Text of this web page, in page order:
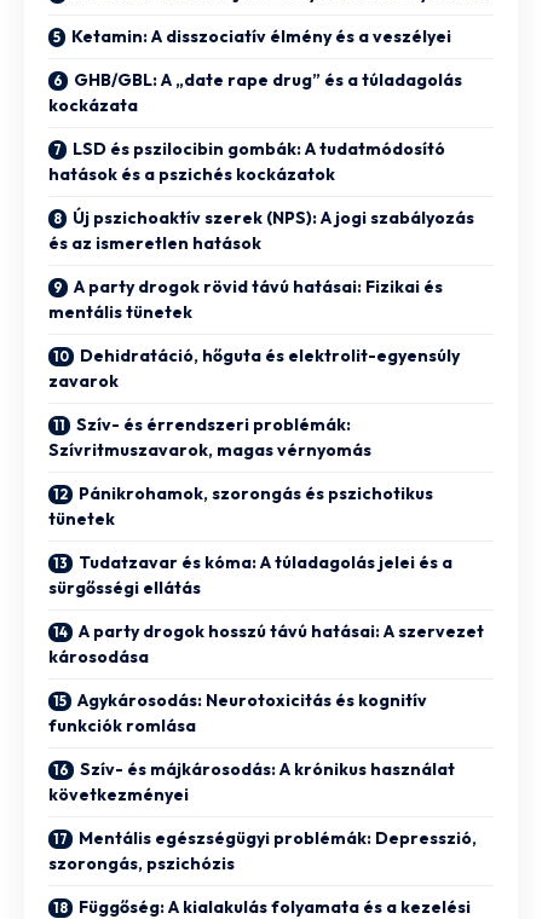
Ketamin: A disszociatív élmény és a veszélyei
GHB/GBL: A „date rape drug” és a túladagolás
kockázata
LSD és pszilocibin gombák: A tudatmódosító
hatások és a pszichés kockázatok
Új pszichoaktív szerek (NPS): A jogi szabályozás
és az ismeretlen hatások
A party drogok rövid távú hatásai: Fizikai és
mentális tünetek
Dehidratáció, hőguta és elektrolit-egyensúly
zavarok
Szív- és érrendszeri problémák:
Szívritmuszavarok, magas vérnyomás
Pánikrohamok, szorongás és pszichotikus
tünetek
Tudatzavar és kóma: A túladagolás jelei és a
sürgősségi ellátás
A party drogok hosszú távú hatásai: A szervezet
károsodása
Agykárosodás: Neurotoxicitás és kognitív
funkciók romlása
Szív- és májkárosodás: A krónikus használat
következményei
Mentális egészségügyi problémák: Depresszió,
szorongás, pszichózis
Függőség: A kialakulás folyamata és a kezelési